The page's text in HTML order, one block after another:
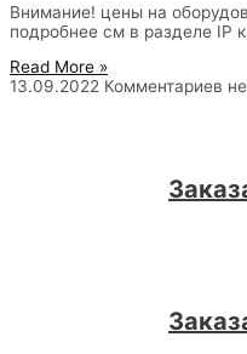
Внимание! цены на
подробнее см в разделе IP
Read More »
13.09.2022 Комментариев